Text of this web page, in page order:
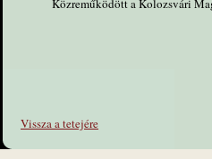
Közreműködött a Kolozsvári
Vissza a tetejére